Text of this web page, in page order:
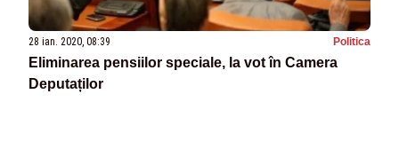
28 ian. 2020, 08:39 Politica
Eliminarea pensiilor speciale, la vot în Camera
Deputaților